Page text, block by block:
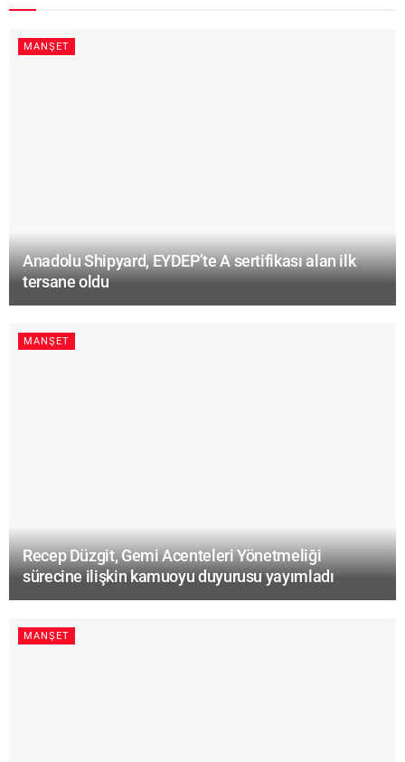
MANŞET
Anadolu Shipyard, EYDEP’te A sertifikası alan ilk
tersane oldu
MANŞET
Recep Düzgit, Gemi Acenteleri Yönetmeliği
sürecine ilişkin kamuoyu duyurusu yayımladı
MANŞET